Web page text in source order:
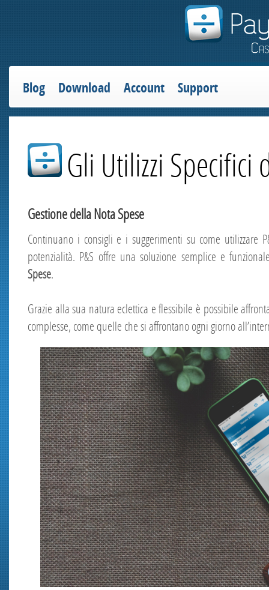
Blog Download Account Support
Gli Utilizzi Specifici
Gestione della Nota Spese
Continuano i consigli e i suggerimenti su come utilizzare
potenzialità. P&S offre una soluzione semplice e
Spese.
Grazie alla sua natura eclettica e flessibile è possibile
complesse, come quelle che si affrontano ogni giorno